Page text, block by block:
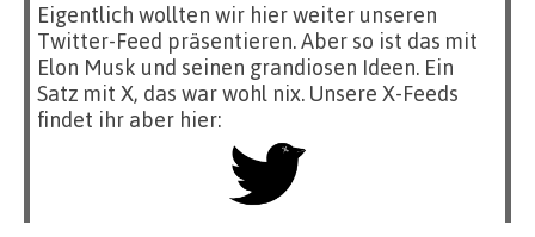
Eigentlich wollten wir hier weiter unseren
Twitter-Feed präsentieren. Aber so ist das mit
Elon Musk und seinen grandiosen Ideen. Ein
Satz mit X, das war wohl nix. Unsere X-Feeds
findet ihr aber hier: